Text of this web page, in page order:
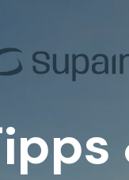
EN-C
Tandem
Alle Gleitschirme